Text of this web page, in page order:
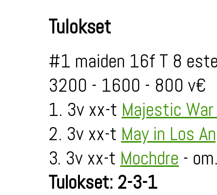
Tulokset
#1 maiden 16f T 8
3200 - 1600 - 800 v€
1. 3v xx-t Majestic
2. 3v xx-t May in Los
3. 3v xx-t Mochdre -
Tulokset: 2-3-1